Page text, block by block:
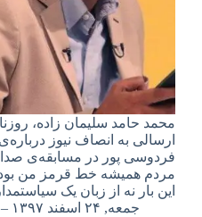
محمد حامد سلیمان زاده،
ارسالی به انصاف نیوز
فردوسی پور در مسابقه‌ی
مردم همیشه خط قرمز من
این بار نه از زبان یک
جمعه, ۲۴ اسفند ۱۳۹۷ – ۱۰:۳۴